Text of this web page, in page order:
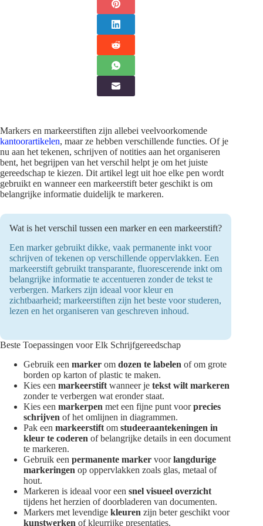
Markers en markeerstiften zijn allebei veelvoorkomende
kantoorartikelen, maar ze hebben verschillende functies. Of je
nu aan het tekenen, schrijven of notities aan het organiseren
bent, het begrijpen van het verschil helpt je om het juiste
gereedschap te kiezen. Dit artikel legt uit hoe elke pen wordt
gebruikt en wanneer een markeerstift beter geschikt is om
belangrijke informatie duidelijk te markeren.
Wat is het verschil tussen een marker en een markeerstift?
Een marker gebruikt dikke, vaak permanente inkt voor
schrijven of tekenen op verschillende oppervlakken. Een
markeerstift gebruikt transparante, fluorescerende inkt om
belangrijke informatie te accentueren zonder de tekst te
verbergen. Markers zijn ideaal voor kleur en
zichtbaarheid; markeerstiften zijn het beste voor studeren,
lezen en het organiseren van geschreven inhoud.
Beste Toepassingen voor Elk Schrijfgereedschap
Gebruik een marker om dozen te labelen of om grote
borden op karton of plastic te maken.
Kies een markeerstift wanneer je tekst wilt markeren
zonder te verbergen wat eronder staat.
Kies een markerpen met een fijne punt voorprecies
schrijven of het omlijnen in diagrammen.
Pak een markeerstift om studeeraantekeningen in
kleur te coderen of belangrijke details in een document
te markeren.
Gebruik een permanente marker voorlangdurige
markeringen op oppervlakken zoals glas, metaal of
hout.
Markeren is ideaal voor een snel visueel overzicht
tijdens het herzien of doorbladeren van documenten.
Markers met levendige kleuren zijn beter geschikt voor
kunstwerken of kleurrijke presentaties.